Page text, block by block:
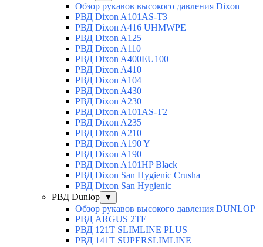
Обзор рукавов высокого давления Dixon
РВД Dixon A101AS-T3
РВД Dixon A416 UHMWPE
РВД Dixon A125
РВД Dixon A110
РВД Dixon A400EU100
РВД Dixon A410
РВД Dixon A104
РВД Dixon A430
РВД Dixon A230
РВД Dixon A101AS-T2
РВД Dixon A235
РВД Dixon A210
РВД Dixon A190 Y
РВД Dixon A190
РВД Dixon A101HP Black
РВД Dixon San Hygienic Crusha
РВД Dixon San Hygienic
РВД Dunlop
▼
Обзор рукавов высокого давления DUNLOP
РВД ARGUS 2TE
РВД 121T SLIMLINE PLUS
РВД 141T SUPERSLIMLINE